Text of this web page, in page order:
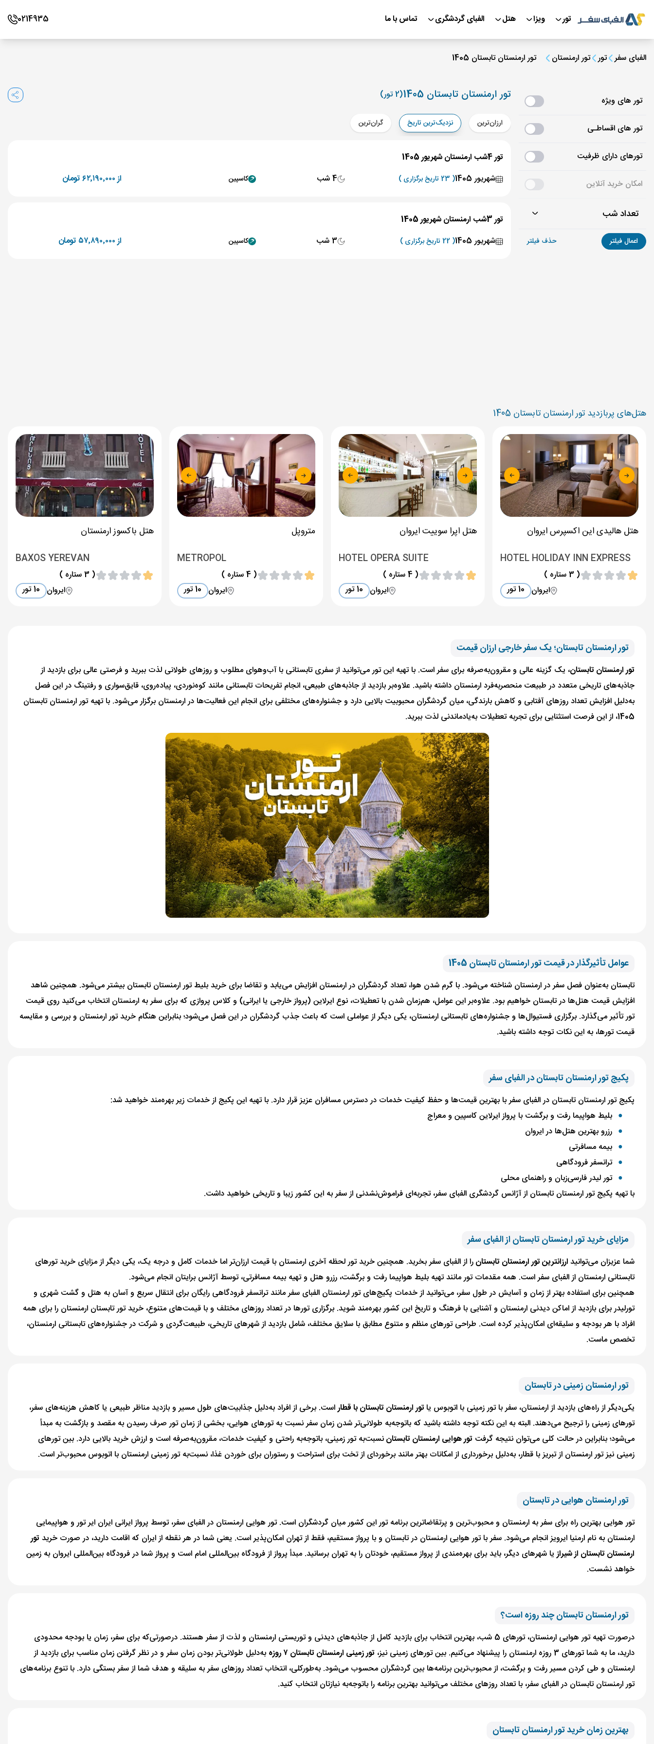
تور ویزا هتل الفبای گردشگری تماس با ما 0214935
الفبای سفر تور تور ارمنستان تور ارمنستان تابستان 1405
تور های ویژه
تور های اقساطـی
تورهای دارای ظرفیت
امکان خرید آنلاین
تعداد شب
اعمال فیلتر حذف فیلتر
تور ارمنستان تابستان 1405 (2 تور)
ارزان‌ترین نزدیک‌ترین تاریخ گران‌ترین
تور 4شب ارمنستان شهریور 1405
شهریور 1405
( 23 تاریخ برگزاری ) 4 شب کاسپین از ۶۲٬۱۹۰٬۰۰۰ تومان
تور 3شب ارمنستان شهریور 1405
شهریور 1405
( 22 تاریخ برگزاری ) 3 شب کاسپین از ۵۷٬۸۹۰٬۰۰۰ تومان
هتل‌های پربازدید تور ارمنستان تابستان 1405
هتل هالیدی این اکسپرس ایروان
HOTEL HOLIDAY INN EXPRESS
( 3 ستاره )
ایروان 10 تور
هتل اپرا سوییت ایروان
HOTEL OPERA SUITE
( 4 ستاره )
ایروان 10 تور
متروپل
METROPOL
( 4 ستاره )
ایروان 10 تور
هتل باکسوز ارمنستان
BAXOS YEREVAN
( 3 ستاره )
ایروان 10 تور
تور ارمنستان تابستان؛ یک سفر خارجی ارزان قیمت
تور ارمنستان تابستان، یک گزینه عالی و مقرون‌به‌صرفه برای سفر است. با تهیه این تور می‌توانید از سفری تابستانی با آب‌وهوای مطلوب و روزهای طولانی لذت ببرید و فرصتی عالی برای بازدید از
جاذبه‌های تاریخی متعدد در طبیعت منحصربه‌فرد ارمنستان داشته باشید. علاوه‌بر بازدید از جاذبه‌های طبیعی، انجام تفریحات تابستانی مانند کوه‌نوردی، پیاده‌روی، قایق‌سواری و رفتینگ در این فصل
به‌دلیل افزایش تعداد روزهای آفتابی و کاهش بارندگی، میان گردشگران محبوبیت بالایی دارد و جشنواره‌های مختلفی برای انجام این فعالیت‌ها در ارمنستان برگزار می‌شود. با تهیه تور ارمنستان تابستان
1405، از این فرصت استثنایی برای تجربه تعطیلات به‌یادماندنی لذت ببرید.
عوامل تأثیرگذار در قیمت تور ارمنستان تابستان 1405
تابستان به‌عنوان فصل سفر در ارمنستان شناخته می‌شود. با گرم شدن هوا، تعداد گردشگران در ارمنستان افزایش می‌یابد و تقاضا برای خرید بلیط تور ارمنستان تابستان بیشتر می‌شود. همچنین شاهد
افزایش قیمت هتل‌ها در تابستان خواهیم بود. علاوه‌بر این عوامل، هم‌زمان شدن با تعطیلات، نوع ایرلاین (پرواز خارجی یا ایرانی) و کلاس پروازی که برای سفر به ارمنستان انتخاب می‌کنید روی قیمت
تور تأثیر می‌گذارد. برگزاری فستیوال‌ها و جشنواره‌های تابستانی ارمنستان، یکی دیگر از عواملی است که باعث جذب گردشگران در این فصل می‌شود؛ بنابراین هنگام خرید تور ارمنستان و بررسی و مقایسه
قیمت تورها، به این نکات توجه داشته باشید.
پکیج تور ارمنستان تابستان در الفبای سفر
پکیج تور ارمنستان تابستان در الفبای سفر با بهترین قیمت‌ها و حفظ کیفیت خدمات در دسترس مسافران عزیز قرار دارد. با تهیه این پکیج از خدمات زیر بهره‌مند خواهید شد:
بلیط هواپیما رفت و برگشت با پرواز ایرلاین کاسپین و معراج
رزرو بهترین هتل‌ها در ایروان
بیمه مسافرتی
ترانسفر فرودگاهی
تور لیدر فارسی‌زبان و راهنمای محلی
با تهیه پکیج تور ارمنستان تابستان از آژانس گردشگری الفبای سفر، تجربه‌ای فراموش‌نشدنی از سفر به این کشور زیبا و تاریخی خواهید داشت.
مزایای خرید تور ارمنستان تابستان از الفبای سفر
شما عزیزان می‌توانیدارزانترین تور ارمنستان تابستانرا از الفبای سفر بخرید. همچنین خرید تور لحظه آخری ارمنستان با قیمت ارزان‌تر اما خدمات کامل و درجه یک، یکی دیگر از مزایای خرید تورهای
تابستانی ارمنستان از الفبای سفر است. همه مقدمات تور مانند تهیه بلیط هواپیما رفت و برگشت، رزرو هتل و تهیه بیمه مسافرتی، توسط آژانس برایتان انجام می‌شود.
همچنین برای استفاده بهتر از زمان و آسایش در طول سفر، می‌توانید از خدمات پکیج‌های تور ارمنستان الفبای سفر مانند ترانسفر فرودگاهی رایگان برای انتقال سریع و آسان به هتل و گشت شهری و
تورلیدر برای بازدید از اماکن دیدنی ارمنستان و آشنایی با فرهنگ و تاریخ این کشور بهره‌مند شوید. برگزاری تورها در تعداد روزهای مختلف و با قیمت‌های متنوع، خرید تور‌ تابستان ارمنستان را برای همه
افراد با هر بودجه و سلیقه‌ای امکان‌پذیر کرده است. طراحی تورهای منظم و متنوع مطابق با سلایق مختلف، شامل بازدید از شهرهای تاریخی، طبیعت‌گردی و شرکت در جشنواره‌های تابستانی ارمنستان،
تخصص ماست.
تور ارمنستان زمینی در تابستان
یکی‌دیگر از راه‌های بازدید از ارمنستان، سفر با تور زمینی با اتوبوس یا تور ارمنستان تابستان با قطاراست. برخی از افراد به‌دلیل جذابیت‌های طول مسیر و بازدید مناظر طبیعی یا کاهش هزینه‌های سفر،
تورهای زمینی را ترجیح می‌دهند. البته به این نکته توجه داشته باشید که با‌توجه‌به طولانی‌تر شدن زمان سفر نسبت به تورهای هوایی، بخشی از زمان تور صرف رسیدن به مقصد و بازگشت به مبدأ
می‌شود؛ بنابراین در حالت کلی می‌توان نتیجه گرفت تور هوایی ارمنستان تابستاننسبت‌به تور زمینی، با‌توجه‌به راحتی و کیفیت خدمات، مقرون‌به‌صرفه است و ارزش خرید بالایی دارد. بین تورهای
زمینی نیز تور ارمنستان از تبریز با قطار، به‌دلیل برخورداری از امکانات بهتر مانند برخوردای از تخت برای استراحت و رستوران برای خوردن غذا، نسبت‌به تور زمینی ارمنستان با اتوبوس محبوب‌تر است.
تور ارمنستان هوایی در تابستان
تور هوایی بهترین راه برای سفر به ارمنستان و محبوب‌ترین و پرتقاضاترین برنامه تور این کشور میان گردشگران است. تور هوایی ارمنستان در الفبای سفر، توسط پرواز ایرانی ایران ایر تور و هواپیمایی
ارمنستان به نام ارمنیا ایرویز انجام می‌شود. سفر با تور هوایی ارمنستان در تابستان و با پرواز مستقیم، فقط از تهران امکان‌پذیر است. یعنی شما در هر نقطه از ایران که اقامت دارید، در‌ صورت خرید تور
ارمنستان تابستان از شیرازیا‌ شهرهای دیگر، باید برای بهره‌مندی از پرواز مستقیم، خودتان را به تهران برسانید. مبدأ پرواز از فرودگاه بین‌المللی امام است و پرواز شما در فرودگاه بین‌المللی ایروان به زمین
خواهد نشست.
تور ارمنستان تابستان چند روزه است؟
در‌صورت تهیه تور هوایی ارمنستان، تورهای 5 شب، بهترین انتخاب برای بازدید کامل از جاذبه‌های دیدنی و توریستی ارمنستان و لذت از سفر هستند. در‌صورتی‌که برای سفر، زمان یا بودجه محدودی
دارید، ما به شما تورهای 3 روزه ارمنستان را پیشنهاد می‌کنیم. بین تورهای زمینی نیز،
تور زمینی ارمنستان تابستان ۷ روزه
به‌دلیل طولانی‌تر بودن زمان سفر و در نظر گرفتن زمان مناسب برای بازدید از
ارمنستان و طی کردن مسیر رفت و برگشت، از محبوب‌ترین برنامه‌ها بین گردشگران محسوب می‌شود. به‌طورکلی، انتخاب تعداد روزهای سفر به سلیقه و هدف شما از سفر بستگی دارد. با‌ تنوع برنامه‌های
تور ارمنستان تابستان در الفبای سفر، با تعداد روزهای مختلف می‌توانید بهترین برنامه را با‌توجه‌به نیازتان انتخاب کنید.
بهترین زمان خرید تور ارمنستان تابستان